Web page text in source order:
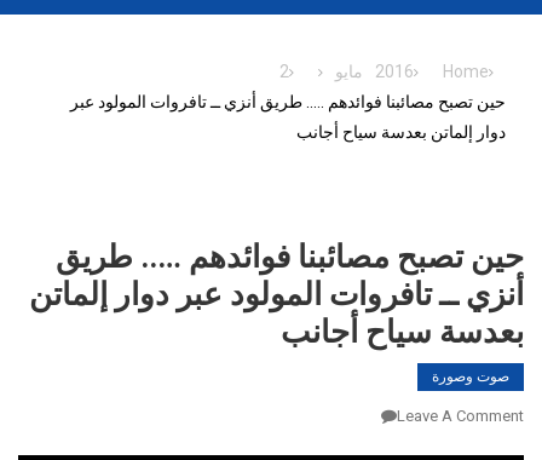
Home
2016 مايو
2
حين تصبح مصائبنا فوائدهم ….. طريق أنزي ــ تافروات المولود عبر
دوار إلماتن بعدسة سياح أجانب
حين تصبح مصائبنا فوائدهم ….. طريق
أنزي ــ تافروات المولود عبر دوار إلماتن
بعدسة سياح أجانب
صوت وصورة
Leave A Comment